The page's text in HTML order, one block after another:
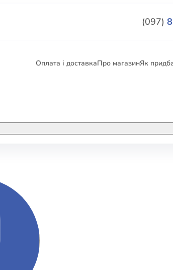
(097)
Оплата і доставкаПро магазинЯк
ЕЛЕКТРОННІ КНИГИ
КНИГА В КОМПЛЕКТІ